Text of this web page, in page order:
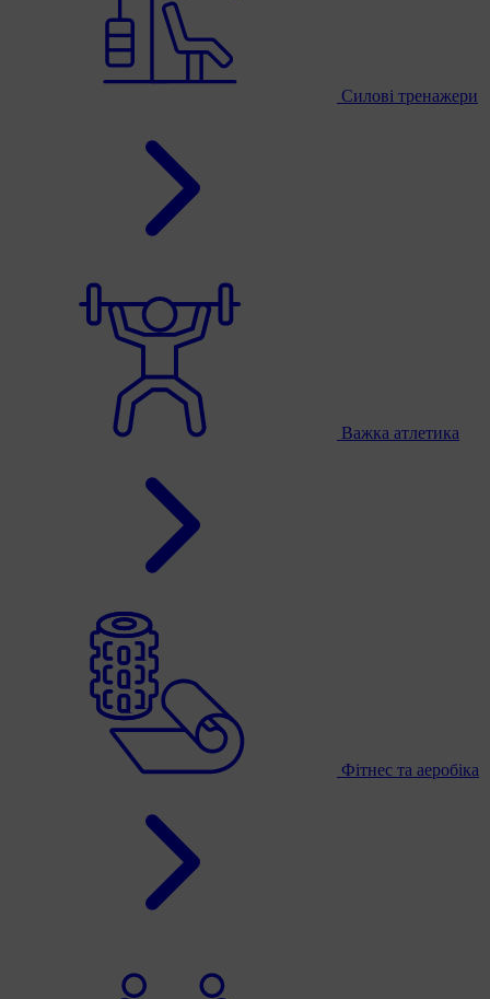
Силові тренажери
Важка атлетика
Фітнес та аеробіка